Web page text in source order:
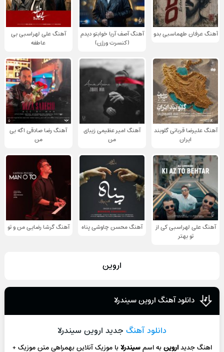
آهنگ عرفان طهماسبی بدو
آهنگ آصف آریا خوابتو دیدم
(کنسرت ورژن)
آهنگ علی لهراسبی بی
عاطفه
آهنگ علیرضا قربانی گلوبند
ایران
آهنگ امیر عظیمی زیبای
من
آهنگ رضا صادقی اگه بی
من
آهنگ علی لهراسبی کی از
تو ‌بهتر
آهنگ محسن چاوشی پناه آهنگ گرشا رضایی من و تو
اروین
دانلود آهنگ اروین سیندرلا
دانلود آهنگ جدید اروین سیندرلا
اهنگ جدیداروینبه اسمسیندرلابا موزیک آنلاینبهمراهی متن موزیک +